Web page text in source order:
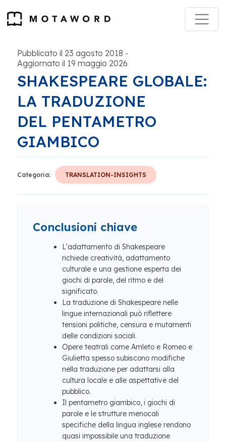
Pubblicato il 23 agosto 2018 -
Aggiornato il 19 maggio 2026
SHAKESPEARE GLOBALE:
LA TRADUZIONE
DEL PENTAMETRO
GIAMBICO
Categoria: TRANSLATION-INSIGHTS
Conclusioni chiave
L'adattamento di Shakespeare
richiede creatività, adattamento
culturale e una gestione esperta dei
giochi di parole, del ritmo e del
significato.
La traduzione di Shakespeare nelle
lingue internazionali può riflettere
tensioni politiche, censura e mutamenti
delle condizioni sociali.
Opere teatrali come Amleto e Romeo e
Giulietta spesso subiscono modifiche
nella traduzione per adattarsi alla
cultura locale e alle aspettative del
pubblico.
Il pentametro giambico, i giochi di
parole e le strutture menocali
specifiche della lingua inglese rendono
quasi impossibile una traduzione